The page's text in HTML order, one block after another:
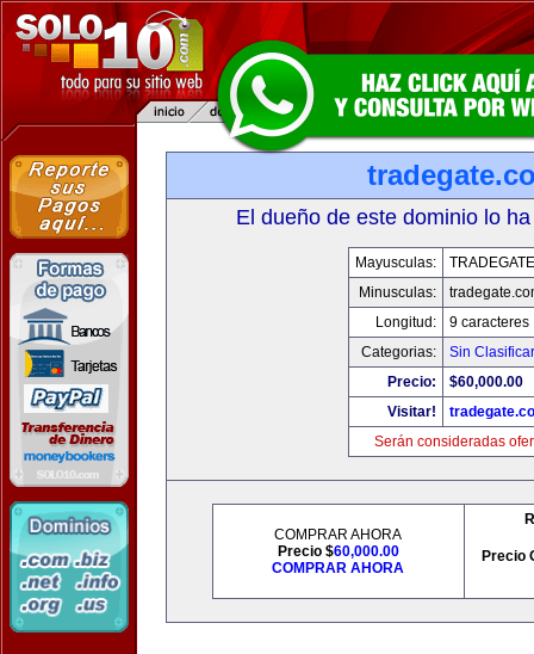
El dueño de este dominio lo
Mayusculas:
Minusculas:
Longitud:
9 caracteres
Categorias:
Sin Clasificar
Precio:
$60,000.00
Visitar!
Serán consideradas
COMPRAR AHORA
Precio $60,000.00
COMPRAR AHORA
Precio